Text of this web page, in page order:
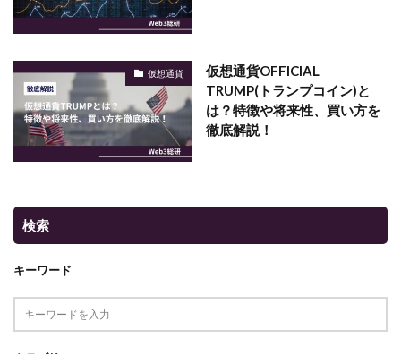
仮想通貨
仮想通貨OFFICIAL
TRUMP(トランプコイン)と
は？特徴や将来性、買い方を
徹底解説！
検索
キーワード